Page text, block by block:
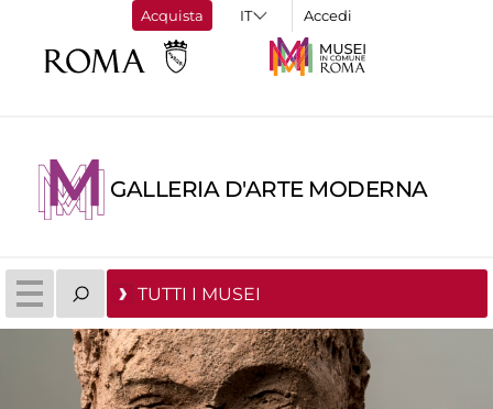
Acquista Accedi
GALLERIA D'ARTE MODERNA
TUTTI I MUSEI